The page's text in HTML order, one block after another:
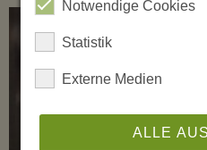
Notwendige Cookies
Statistik
Externe Medien
ALLE